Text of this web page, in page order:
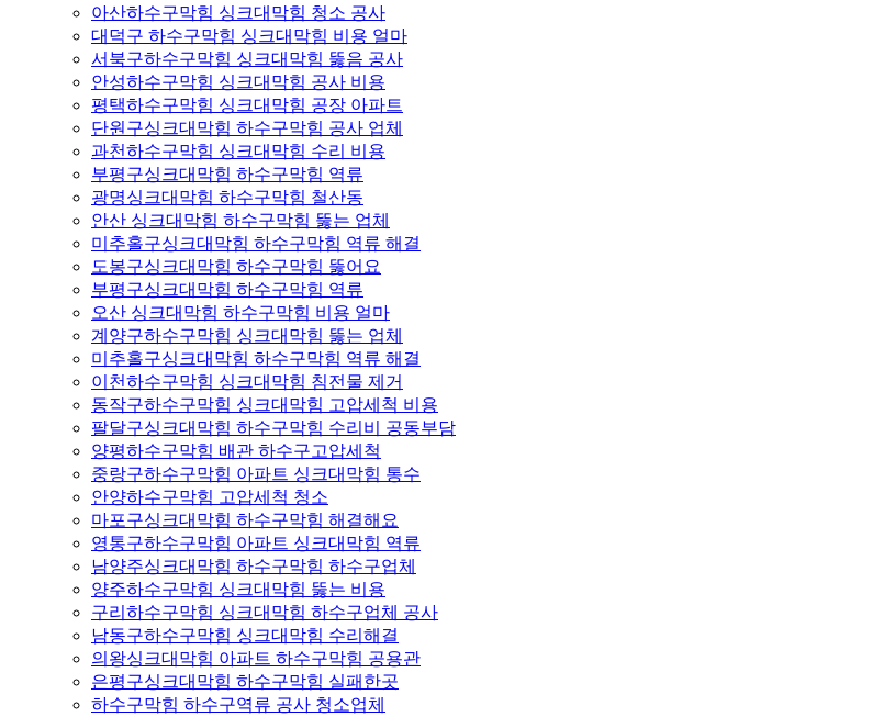
아산하수구막힘 싱크대막힘 청소 공사
대덕구 하수구막힘 싱크대막힘 비용 얼마
서북구하수구막힘 싱크대막힘 뚫음 공사
안성하수구막힘 싱크대막힘 공사 비용
평택하수구막힘 싱크대막힘 공장 아파트
단원구싱크대막힘 하수구막힘 공사 업체
과천하수구막힘 싱크대막힘 수리 비용
부평구싱크대막힘 하수구막힘 역류
광명싱크대막힘 하수구막힘 철산동
안산 싱크대막힘 하수구막힘 뚫는 업체
미추홀구싱크대막힘 하수구막힘 역류 해결
도봉구싱크대막힘 하수구막힘 뚫어요
부평구싱크대막힘 하수구막힘 역류
오산 싱크대막힘 하수구막힘 비용 얼마
계양구하수구막힘 싱크대막힘 뚫는 업체
미추홀구싱크대막힘 하수구막힘 역류 해결
이천하수구막힘 싱크대막힘 침전물 제거
동작구하수구막힘 싱크대막힘 고압세척 비용
팔달구싱크대막힘 하수구막힘 수리비 공동부담
양평하수구막힘 배관 하수구고압세척
중랑구하수구막힘 아파트 싱크대막힘 통수
안양하수구막힘 고압세척 청소
마포구싱크대막힘 하수구막힘 해결해요
영통구하수구막힘 아파트 싱크대막힘 역류
남양주싱크대막힘 하수구막힘 하수구업체
양주하수구막힘 싱크대막힘 뚫는 비용
구리하수구막힘 싱크대막힘 하수구업체 공사
남동구하수구막힘 싱크대막힘 수리해결
의왕싱크대막힘 아파트 하수구막힘 공용관
은평구싱크대막힘 하수구막힘 실패한곳
하수구막힘 하수구역류 공사 청소업체